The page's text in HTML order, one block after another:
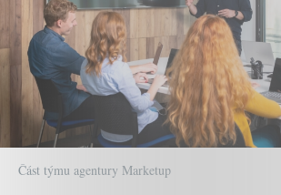
Část týmu agentury Marketup